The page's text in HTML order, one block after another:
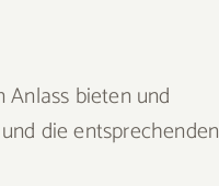
bieten und
die entsprechenden